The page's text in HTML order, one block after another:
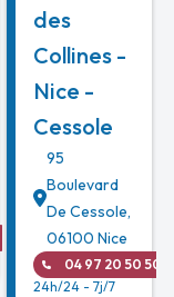
des
Collines -
Nice -
Cessole
95
Boulevard
De Cessole,
06100 Nice
04 97 20 50 50
24h/24 - 7j/7